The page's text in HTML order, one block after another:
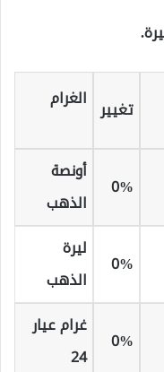
تغيير الغرام
0%
أونصة
الذهب
0%
ليرة
الذهب
0%
غرام عيار
24